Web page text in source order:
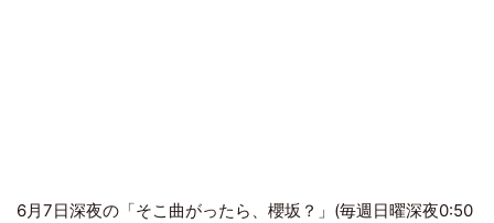
6月7日深夜の「そこ曲がったら、櫻坂？ 」(毎週日曜深夜0:50